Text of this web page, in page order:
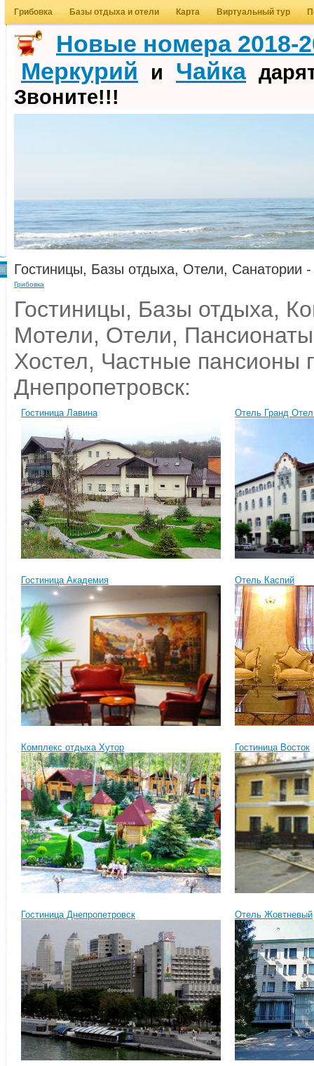
Грибовка Базы отдыха и отели Карта Виртуальный тур
Новые номера 2018-
Меркурий
и Чайка
Звоните!!!
Грибовка
Гостиницы, Базы отдыха, Отели, Санатории -
Гостиницы, Базы отдыха,
Мотели, Отели,
Хостел, Частные пансионы
Днепропетровск:
Гостиница Лавина Отель Гранд
Гостиница Академия Отель Каспий
Комплекс отдыха Хутор Гостиница Восток
Гостиница Днепропетровск Отель Жовтневый